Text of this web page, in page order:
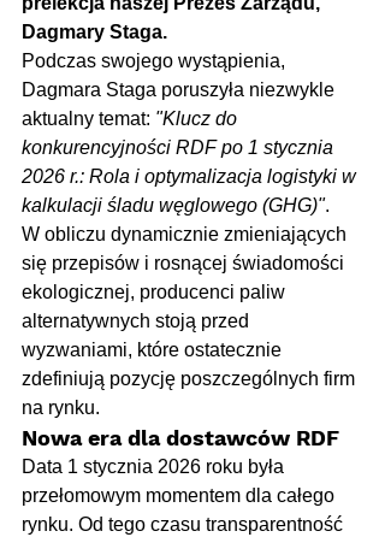
Dagmary Staga.
Podczas swojego wystąpienia,
Dagmara Staga poruszyła niezwykle
aktualny temat: "Klucz do
konkurencyjności RDF po 1 stycznia
2026 r.: Rola i optymalizacja logistyki w
kalkulacji śladu węglowego (GHG)".
W obliczu dynamicznie zmieniających
się przepisów i rosnącej świadomości
ekologicznej, producenci paliw
alternatywnych stoją przed
wyzwaniami, które ostatecznie
zdefiniują pozycję poszczególnych firm
na rynku.
Nowa era dla dostawców RDF
Data 1 stycznia 2026 roku była
przełomowym momentem dla całego
rynku. Od tego czasu transparentność